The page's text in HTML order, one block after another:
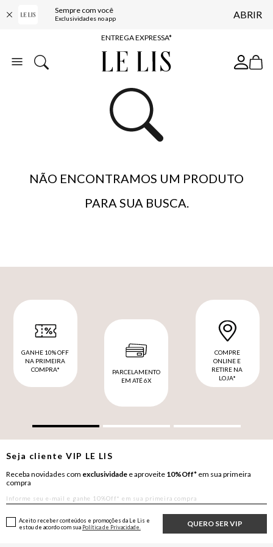
Sempre com você
Exclusividades no app ABRIR
COMPRE ONLINE E RETIRE EM LOJA*
ENTREGA EXPRESSA*
FRETE GRÁTIS*
10% OFF NA PRIMEIRA COMPRA*
NÃO ENCONTRAMOS UM PRODUTO
PARA SUA BUSCA.
GANHE 10% OFF
NA PRIMEIRA
COMPRA*
PARCELAMENTO
EM ATÉ 6X
COMPRE
ONLINE E
RETIRE NA
LOJA*
Seja clienteVIP LE LIS
Receba novidades com exclusividade e aproveite 10%Off* em sua primeira
compra
QUERO SER VIP
Aceito receber conteúdos e promoções da Le Lis e
estou de acordo com sua Política de Privacidade.